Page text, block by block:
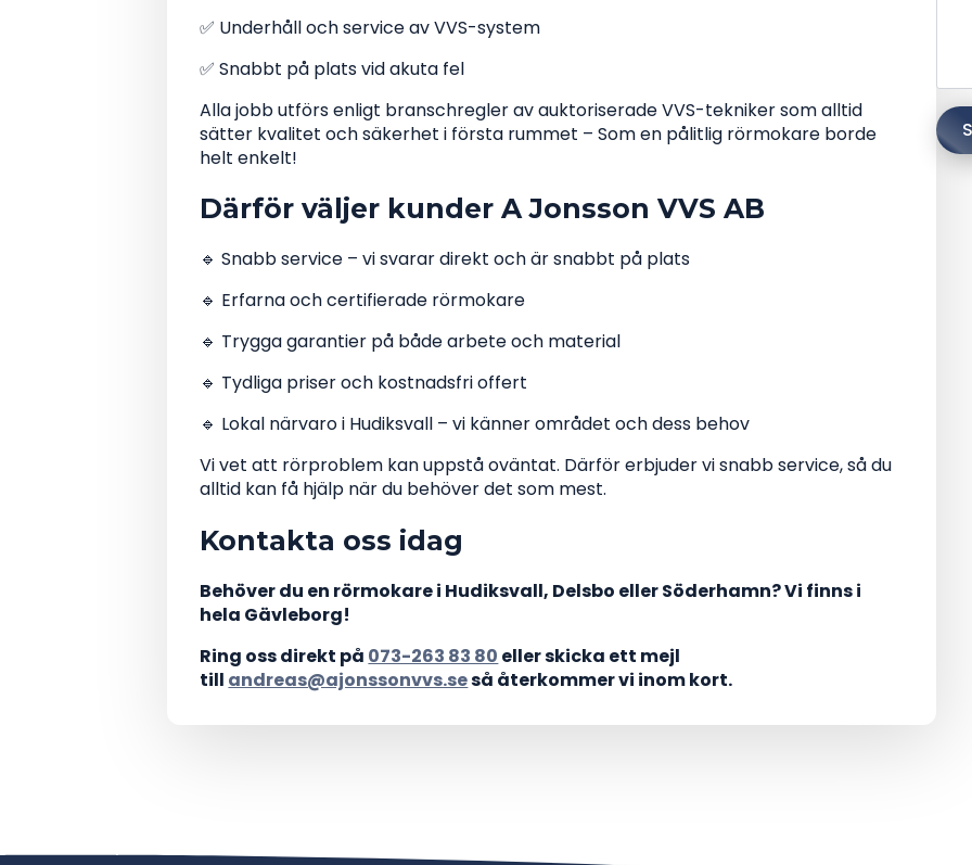
✅ Underhåll och service av VVS-system
✅ Snabbt på plats vid akuta fel
Alla jobb utförs enligt branschregler av auktoriserade VVS-tekniker som alltid
sätter kvalitet och säkerhet i första rummet – Som en pålitlig rörmokare borde
helt enkelt!
Därför väljer kunder A Jonsson VVS AB
🔹 Snabb service – vi svarar direkt och är snabbt på plats
🔹 Erfarna och certifierade rörmokare
🔹 Trygga garantier på både arbete och material
🔹 Tydliga priser och kostnadsfri offert
🔹 Lokal närvaro i Hudiksvall – vi känner området och dess behov
Vi vet att rörproblem kan uppstå oväntat. Därför erbjuder vi snabb service, så du
alltid kan få hjälp när du behöver det som mest.
Kontakta oss idag
Behöver du en rörmokare i Hudiksvall, Delsbo eller Söderhamn? Vi finns i
hela Gävleborg!
Ring oss direkt på 073-263 83 80 eller skicka ett mejl
till andreas@ajonssonvvs.seså återkommer vi inom kort.